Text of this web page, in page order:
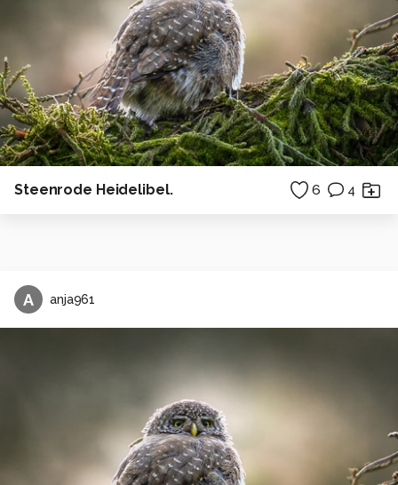
Steenrode Heidelibel. 6 4
A anja961